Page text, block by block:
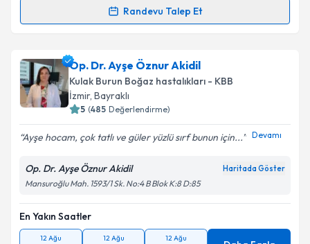
Kişisel verilerimin işlenmesine ilişkin
Metni'ni okudum ve kişisel verilerimin belirtilen
Takvim Talebini Gönder
Randevu Talep Et
Randevu Takvimi Talebi
Op. Dr. Muhammed Recai Mazlumoğlu
randevu takvimi talebi oluşturun. Size bu uzmandan
randevu almanız için bir takvim hazırlandığında e-
posta ile bilgilendireceğiz.
E-posta Adresiniz
Kişisel verilerimin işlenmesine ilişkinAydınlatma
Metni
kapsamda işlenmesini kabul ediyorum.
Op. Dr. Ayşe Öznur Akidil
Kulak Burun Boğaz hastalıkları - KBB
İzmir, Bayraklı
5 (485 Değerlendirme)
Ayşe hocam, çok tatlı ve güler yüzlü sırf bunun için... Devamı
Op. Dr. Ayşe Öznur Akidil Haritada Göster
Mansuroğlu Mah. 1593/1 Sk. No:4 B Blok K:8 D:85
En Yakın Saatler
12 Ağu 12 Ağu 12 Ağu